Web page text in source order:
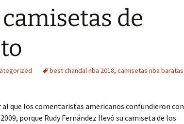
de
best chandal nba 2018, camisetas nba baratas
al que los comentaristas americanos confundieron con
porque Rudy Fernández llevó su camiseta de los